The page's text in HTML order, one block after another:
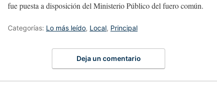
fue puesta a disposición del Ministerio Público del fuero común.
Categorías: Lo más leído, Local, Principal
Deja un comentario